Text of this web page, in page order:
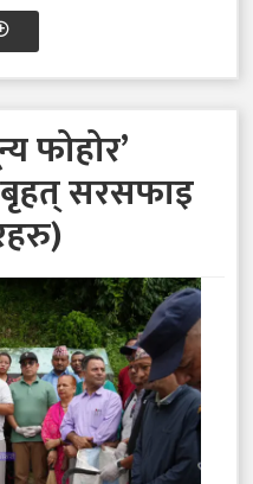
फोहोर’
बृहत् सरसफाइ